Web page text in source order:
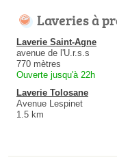
Laveries à
Laverie Saint-Agne
avenue de l'U.r.s.s
770 mètres
Ouverte jusqu'à 22h
Laverie Tolosane
Avenue Lespinet
1.5 km